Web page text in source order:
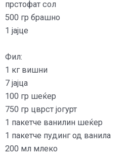
прстофат сол
500 гр брашно
1 јајце
Фил:
1 кг вишни
7 јајца
100 гр шеќер
750 гр цврст јогурт
1 пакетче ванилин шеќер
1 пакетче пудинг од ванила
200 мл млеко